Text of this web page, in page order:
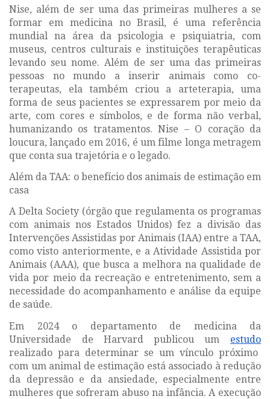
Nise, além de ser uma das primeiras mulheres a se
formar em medicina no Brasil, é uma referência
mundial na área da psicologia e psiquiatria, com
museus, centros culturais e instituições terapêuticas
levando seu nome. Além de ser uma das primeiras
pessoas no mundo a inserir animais como co-
terapeutas, ela também criou a arteterapia, uma
forma de seus pacientes se expressarem por meio da
arte, com cores e símbolos, e de forma não verbal,
humanizando os tratamentos.Nise – O coração da
loucura, lançado em 2016, é um filme longa metragem
que conta sua trajetória e o legado.
Além da TAA: o benefício dos animais de estimação em
casa
A Delta Society (órgão que regulamenta os programas
com animais nos Estados Unidos) fez a divisão das
Intervenções Assistidas por Animais (IAA) entre a TAA,
como visto anteriormente, e a Atividade Assistida por
Animais (AAA), que busca a melhora na qualidade de
vida por meio da recreação e entretenimento, sem a
necessidade do acompanhamento e análise da equipe
de saúde.
Em 2024 o departamento de medicina da
Universidade de Harvard
publicou um estudo
realizado para determinar se um vínculo próximo
com um animal de estimação está associado à redução
da depressão e da ansiedade, especialmente entre
mulheres que sofreram abuso na infância. A execução